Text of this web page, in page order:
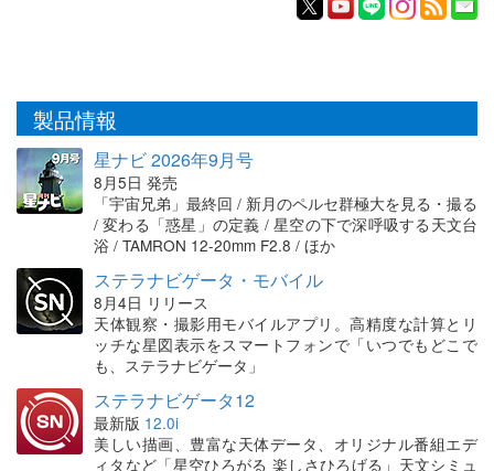
製品情報
星ナビ 2026年9月号
8月5日 発売
「宇宙兄弟」最終回 / 新月のペルセ群極大を見る・撮る
/ 変わる「惑星」の定義 / 星空の下で深呼吸する天文台
浴 / TAMRON 12-20mm F2.8 / ほか
ステラナビゲータ・モバイル
8月4日 リリース
天体観察・撮影用モバイルアプリ。高精度な計算とリ
ッチな星図表示をスマートフォンで「いつでもどこで
も、ステラナビゲータ」
ステラナビゲータ12
最新版 12.0i
美しい描画、豊富な天体データ、オリジナル番組エデ
ィタなど「星空ひろがる 楽しさひろげる」天文シミュ